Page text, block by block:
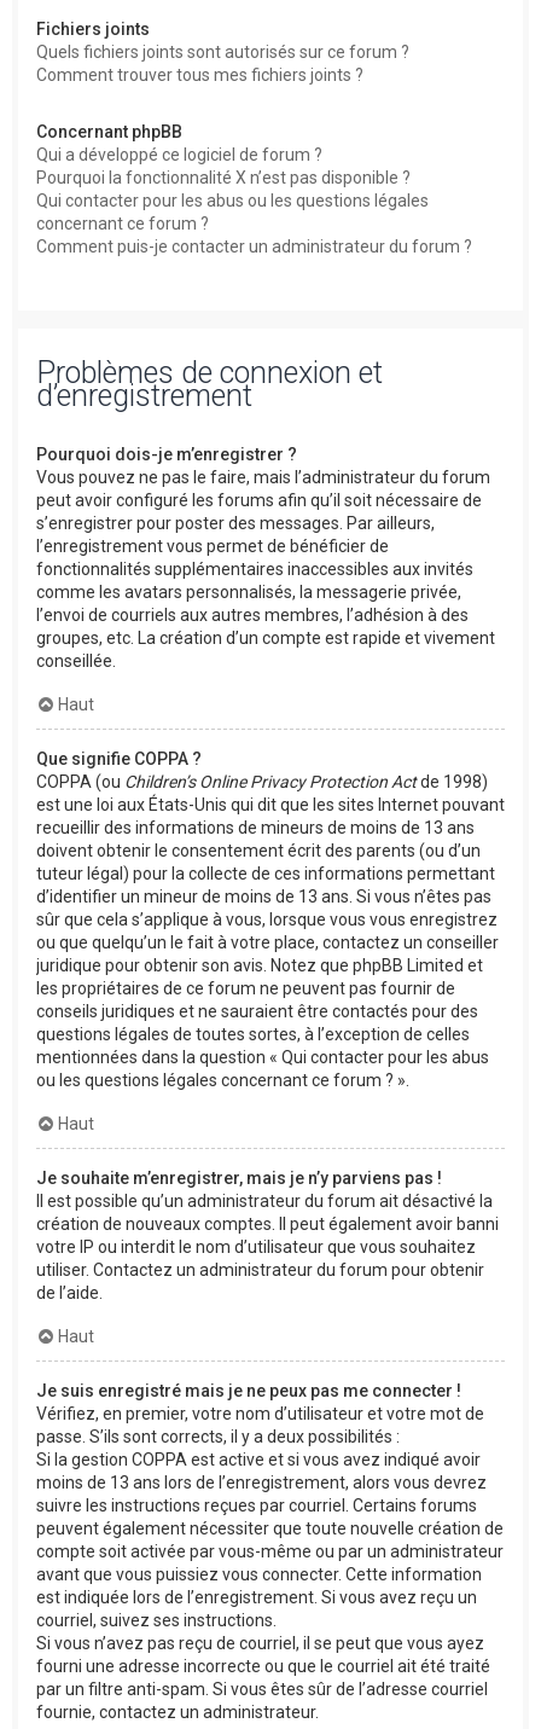
Fichiers joints
Quels fichiers joints sont autorisés sur ce forum ?
Comment trouver tous mes fichiers joints ?
Concernant phpBB
Qui a développé ce logiciel de forum ?
Pourquoi la fonctionnalité X n’est pas disponible ?
Qui contacter pour les abus ou les questions légales
concernant ce forum ?
Comment puis-je contacter un administrateur du forum ?
Problèmes de connexion et
d’enregistrement
Pourquoi dois-je m’enregistrer ?
Vous pouvez ne pas le faire, mais l’administrateur du forum
peut avoir configuré les forums afin qu’il soit nécessaire de
s’enregistrer pour poster des messages. Par ailleurs,
l’enregistrement vous permet de bénéficier de
fonctionnalités supplémentaires inaccessibles aux invités
comme les avatars personnalisés, la messagerie privée,
l’envoi de courriels aux autres membres, l’adhésion à des
groupes, etc. La création d’un compte est rapide et vivement
conseillée.
Haut
Que signifie COPPA ?
COPPA (ou Children’s Online Privacy Protection Actde 1998)
est une loi aux États-Unis qui dit que les sites Internet pouvant
recueillir des informations de mineurs de moins de 13 ans
doivent obtenir le consentement écrit des parents (ou d’un
tuteur légal) pour la collecte de ces informations permettant
d’identifier un mineur de moins de 13 ans. Si vous n’êtes pas
sûr que cela s’applique à vous, lorsque vous vous enregistrez
ou que quelqu’un le fait à votre place, contactez un conseiller
juridique pour obtenir son avis. Notez que phpBB Limited et
les propriétaires de ce forum ne peuvent pas fournir de
conseils juridiques et ne sauraient être contactés pour des
questions légales de toutes sortes, à l’exception de celles
mentionnées dans la question « Qui contacter pour les abus
ou les questions légales concernant ce forum ? ».
Haut
Je souhaite m’enregistrer, mais je n’y parviens pas !
Il est possible qu’un administrateur du forum ait désactivé la
création de nouveaux comptes. Il peut également avoir banni
votre IP ou interdit le nom d’utilisateur que vous souhaitez
utiliser. Contactez un administrateur du forum pour obtenir
de l’aide.
Haut
Je suis enregistré mais je ne peux pas me connecter !
Vérifiez, en premier, votre nom d’utilisateur et votre mot de
passe. S’ils sont corrects, il y a deux possibilités :
Si la gestion COPPA est active et si vous avez indiqué avoir
moins de 13 ans lors de l’enregistrement, alors vous devrez
suivre les instructions reçues par courriel. Certains forums
peuvent également nécessiter que toute nouvelle création de
compte soit activée par vous-même ou par un administrateur
avant que vous puissiez vous connecter. Cette information
est indiquée lors de l’enregistrement. Si vous avez reçu un
courriel, suivez ses instructions.
Si vous n’avez pas reçu de courriel, il se peut que vous ayez
fourni une adresse incorrecte ou que le courriel ait été traité
par un filtre anti-spam. Si vous êtes sûr de l’adresse courriel
fournie, contactez un administrateur.